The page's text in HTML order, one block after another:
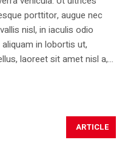
porttitor, augue nec
nisl, in iaculis odio
in lobortis ut,
laoreet sit amet nisl a,...
ARTICLE